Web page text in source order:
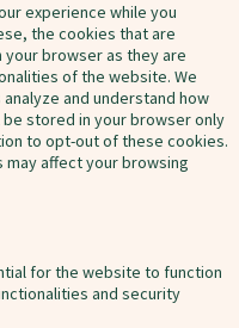
experience while you
the cookies that are
browser as they are
of the website. We
and understand how
stored in your browser only
to opt-out of these cookies.
affect your browsing
for the website to function
and security